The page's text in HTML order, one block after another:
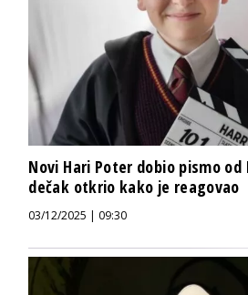
Novi Hari Poter dobio pismo
dečak otkrio kako je reagovao
03/12/2025 | 09:30